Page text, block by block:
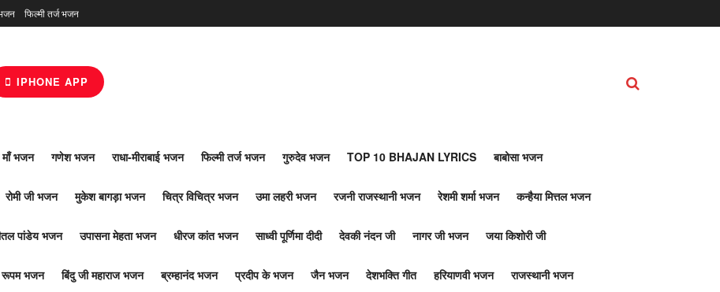
फिल्मी तर्ज भजन
IPHONE APP
माँ भजन गणेश भजन राधा-मीराबाई भजन फिल्मी तर्ज भजन गुरुदेव भजन TOP 10 BHAJAN LYRICS बाबोसा भजन
रोमी जी भजन मुकेश बागड़ा भजन चित्र विचित्र भजन उमा लहरी भजन रजनी राजस्थानी भजन रेशमी शर्मा भजन कन्हैया मित्तल भजन
पांडेय भजन उपासना मेहता भजन धीरज कांत भजन साध्वी पूर्णिमा दीदी देवकी नंदन जी नागर जी भजन जया किशोरी जी
भजन बिंदु जी महाराज भजन ब्रम्हानंद भजन प्रदीप के भजन जैन भजन देशभक्ति गीत हरियाणवी भजन राजस्थानी भजन